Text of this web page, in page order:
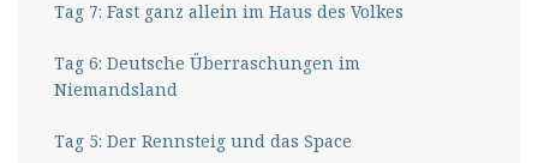
Tag 7: Fast ganz allein im Haus des Volkes
Tag 6: Deutsche Überraschungen im
Niemandsland
Tag 5: Der Rennsteig und das Space